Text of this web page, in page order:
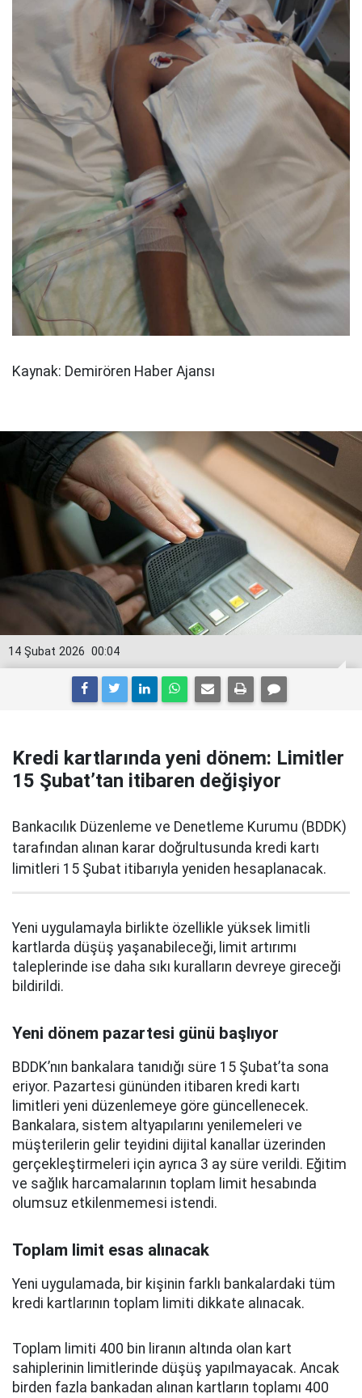
Kaynak: Demirören Haber Ajansı
00:04
14 Şubat 2026
Kredi kartlarında yeni dönem: Limitler
15 Şubat’tan itibaren değişiyor
Bankacılık Düzenleme ve Denetleme Kurumu (BDDK)
tarafından alınan karar doğrultusunda kredi kartı
limitleri 15 Şubat itibarıyla yeniden hesaplanacak.
Yeni uygulamayla birlikte özellikle yüksek limitli
kartlarda düşüş yaşanabileceği, limit artırımı
taleplerinde ise daha sıkı kuralların devreye gireceği
bildirildi.
Yeni dönem pazartesi günü başlıyor
BDDK’nın bankalara tanıdığı süre 15 Şubat’ta sona
eriyor. Pazartesi gününden itibaren kredi kartı
limitleri yeni düzenlemeye göre güncellenecek.
Bankalara, sistem altyapılarını yenilemeleri ve
müşterilerin gelir teyidini dijital kanallar üzerinden
gerçekleştirmeleri için ayrıca 3 ay süre verildi. Eğitim
ve sağlık harcamalarının toplam limit hesabında
olumsuz etkilenmemesi istendi.
Toplam limit esas alınacak
Yeni uygulamada, bir kişinin farklı bankalardaki tüm
kredi kartlarının toplam limiti dikkate alınacak.
Toplam limiti 400 bin liranın altında olan kart
sahiplerinin limitlerinde düşüş yapılmayacak. Ancak
birden fazla bankadan alınan kartların toplamı 400